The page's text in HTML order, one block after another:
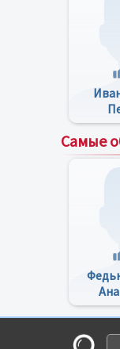
Самые